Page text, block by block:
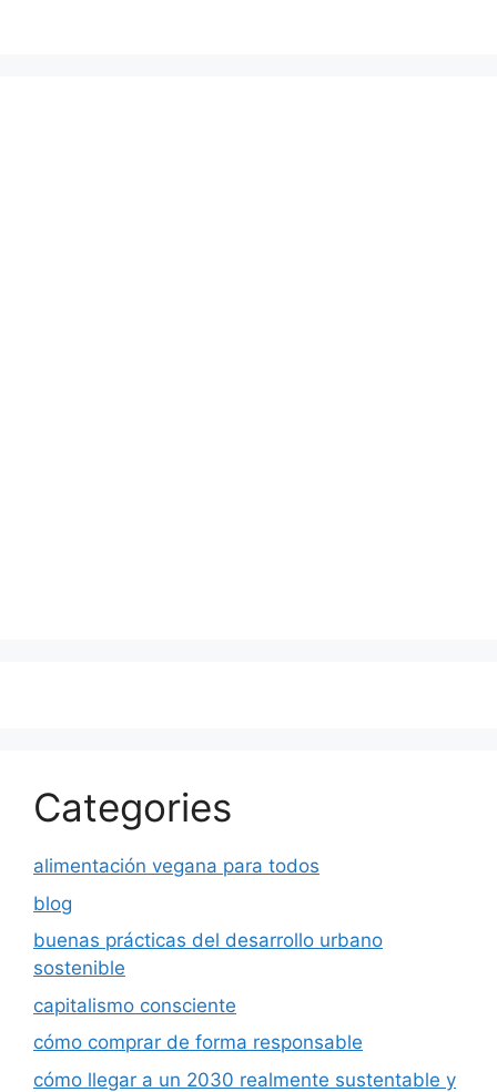
Categories
alimentación vegana para todos
blog
buenas prácticas del desarrollo urbano
sostenible
capitalismo consciente
cómo comprar de forma responsable
cómo llegar a un 2030 realmente sustentable y